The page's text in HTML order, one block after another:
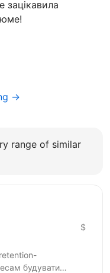
зацікавила
→
range of similar
$
будувати